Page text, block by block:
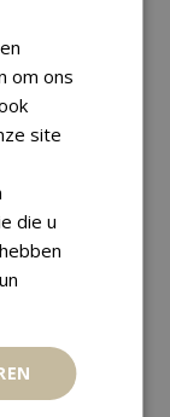
–
om ons
site
die u